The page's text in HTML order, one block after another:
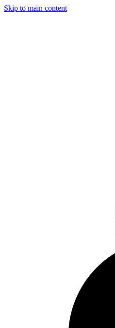
Skip to main content